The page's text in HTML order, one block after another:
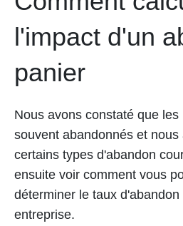
l'impact d'un
panier
Nous avons constaté que
souvent abandonnés et
certains types d'abandon
ensuite voir comment vous
déterminer le taux
entreprise.